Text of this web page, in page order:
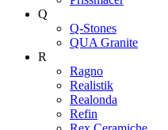
Q
Q-Stones
QUA Granite
R
Ragno
Realistik
Realonda
Refin